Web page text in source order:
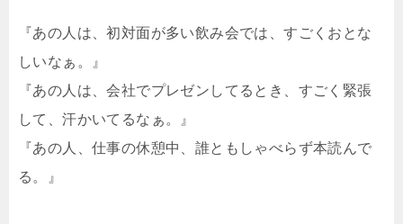
『あの人は、初対面が多い飲み会では、すごくおとな
しいなぁ。』
『あの人は、会社でプレゼンしてるとき、すごく緊張
して、汗かいてるなぁ。』
『あの人、仕事の休憩中、誰ともしゃべらず本読んで
る。』